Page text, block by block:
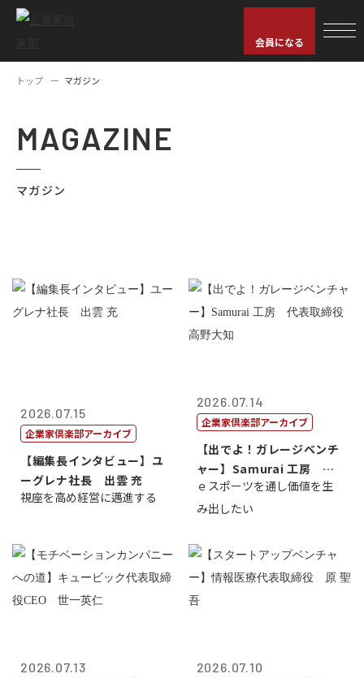
会員になる
トップ マガジン
MAGAZINE
マガジン
2026.07.15
企業家倶楽部アーカイブ
【編集長インタビュー】ユ
ーグレナ社長 出雲 充
視座を高め経営に邁進する
2026.07.14
企業家倶楽部アーカイブ
【出でよ！ガレージベンチ
ャー】Samurai 工房 代
表取締...
ｅスポーツを通し価値を生
み出したい
2026.07.13 2026.07.10